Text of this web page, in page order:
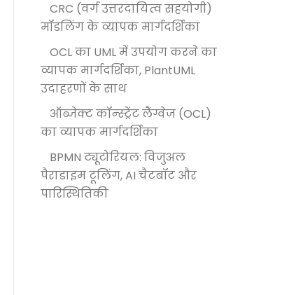
CRC (वर्ग उत्तरदायित्व सहयोगी)
मॉडलिंग के व्यापक मार्गदर्शिका
OCL का UML में उपयोग करने का
व्यापक मार्गदर्शिका, PlantUML
उदाहरणों के साथ
ऑब्जेक्ट कॉन्स्ट्रेंट लैंग्वेज (OCL)
का व्यापक मार्गदर्शिका
BPMN ट्यूटोरियल: विजुअल
पैराडाइम टूलिंग, AI चैटबॉट और
पारिस्थितिकी